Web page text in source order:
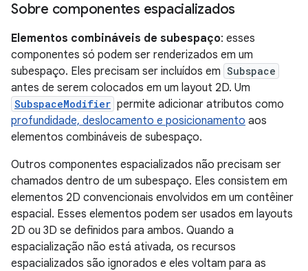
Sobre componentes espacializados
Elementos combináveis de subespaço: esses
componentes só podem ser renderizados em um
subespaço. Eles precisam ser incluídos em Subspace
antes de serem colocados em um layout 2D. Um
SubspaceModifier permite adicionar atributos como
profundidade, deslocamento e posicionamento aos
elementos combináveis de subespaço.
Outros componentes espacializados não precisam ser
chamados dentro de um subespaço. Eles consistem em
elementos 2D convencionais envolvidos em um contêiner
espacial. Esses elementos podem ser usados em layouts
2D ou 3D se definidos para ambos. Quando a
espacialização não está ativada, os recursos
espacializados são ignorados e eles voltam para as